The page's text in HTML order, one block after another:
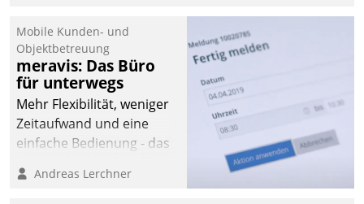
Mobile Kunden- und
Objektbetreuung
meravis: Das Büro
für unterwegs
Mehr Flexibilität, weniger
Zeitaufwand und eine
einfache Bedienung - das
Cockpit für mobile
Andreas Lerchner